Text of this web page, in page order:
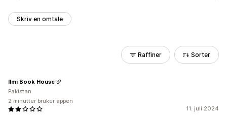
Skriv en omtale
Raffiner Sorter
11. juli 2024
Ilmi Book House
Pakistan
2 minutter bruker appen